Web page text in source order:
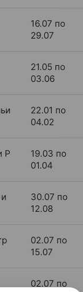
16.07 по
29.07
21.05 по
03.06
22.01 по
04.02
Р
19.03 по
01.04
30.07 по
12.08
02.07 по
15.07
02.07 по